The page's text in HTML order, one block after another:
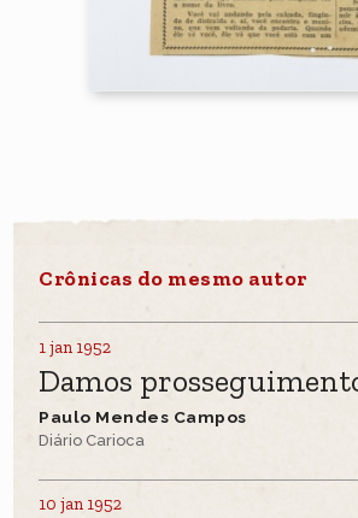
Crônicas do mesmo autor
1 jan 1952
Damos
Paulo Mendes Campos
Diário Carioca
10 jan 1952